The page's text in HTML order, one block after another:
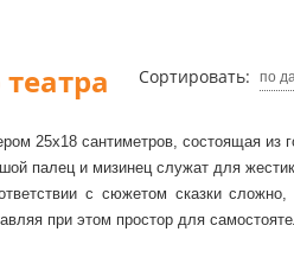
Сортировать: по
25х18 сантиметров, состоящая из
палец и мизинец служат для
с сюжетом сказки
при этом простор для
увлечен и рад веселому